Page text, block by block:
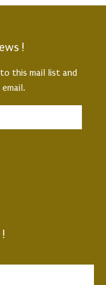
!
this mail list and